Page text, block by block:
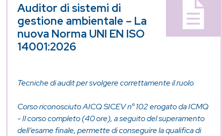
Auditor di sistemi di
gestione ambientale – La
nuova Norma UNI EN ISO
14001:2026
Tecniche di audit per svolgere correttamente il ruolo
Corso riconosciuto AICQ SICEV n° 102 erogato da ICMQ
- Il corso completo (40 ore), a seguito del superamento
dell’esame finale, permette di conseguire la qualifica di